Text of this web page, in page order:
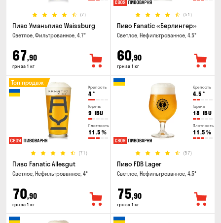
(7)
Пиво Уманьпиво Waissburg
Светлое, Фильтрованное, 4.7°
67,90
грн за 1 кг
(51)
Пиво Fanatic «Берлингер»
Светлое, Нефильтрованное, 4.5°
60,90
грн за 1 кг
Крепость
4°
Горечь
9 IBU
Плотность
11.5 %
(71)
Топ продаж
Пиво Fanatic Allesgut
Светлое, Нефильтрованное, 4°
70,90
грн за 1 кг
Крепость
4.5 °
Горечь
18 IBU
Плотность
11.5 %
(57)
Пиво FDB Lager
Светлое, Нефильтрованное, 4.5°
75,90
грн за 1 кг